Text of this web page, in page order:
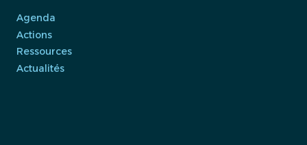
Agenda
Actions
Ressources
Actualités